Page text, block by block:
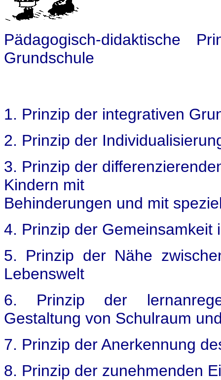
Pädagogisch-didaktische
Grundschule
1. Prinzip der integrativen
2. Prinzip der
3. Prinzip der
Kindern mit
Behinderungen und mit
4. Prinzip der Gemeinsamkeit
5. Prinzip der Nähe
Lebenswelt
6. Prinzip der
Gestaltung von Schulraum
7. Prinzip der Anerkennung
8. Prinzip der zunehmenden